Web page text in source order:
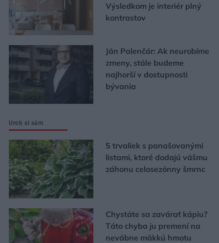
Výsledkom je interiér plný
kontrastov
Ján Palenčár: Ak neurobíme
zmeny, stále budeme
najhorší v dostupnosti
bývania
Urob si sám
5 trvaliek s panašovanými
listami, ktoré dodajú vášmu
záhonu celosezónny šmrnc
Chystáte sa zavárať kápiu?
Táto chyba ju premení na
nevábne mäkkú hmotu